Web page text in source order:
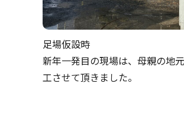
足場仮設時
新年一発目の現場は、母親の地
工させて頂きました。